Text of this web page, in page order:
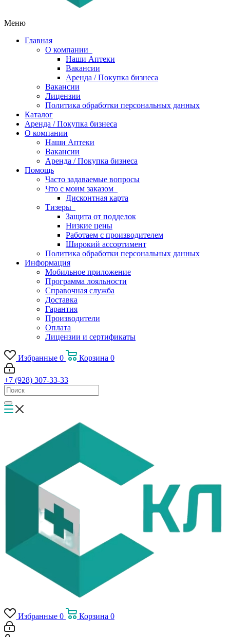
Меню
Главная
О компании
Наши Аптеки
Вакансии
Аренда / Покупка бизнеса
Вакансии
Лицензии
Политика обработки персональных данных
Каталог
Аренда / Покупка бизнеса
О компании
Наши Аптеки
Вакансии
Аренда / Покупка бизнеса
Помощь
Часто задаваемые вопросы
Что с моим заказом
Дисконтная карта
Тизеры
Защита от подделок
Низкие цены
Работаем с производителем
Широкий ассортимент
Политика обработки персональных данных
Информация
Мобильное приложение
Программа лояльности
Справочная служба
Доставка
Гарантия
Производители
Оплата
Лицензии и сертификаты
Избранные 0 Корзина 0
+7 (928) 307-33-33
Избранные 0 Корзина 0